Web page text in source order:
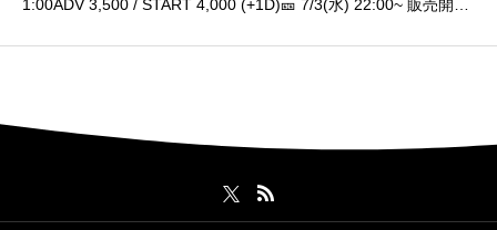
1:00ADV 3,500 / START 4,000 (+1D)🎫 7/3(水) 22:00~ 販売開始